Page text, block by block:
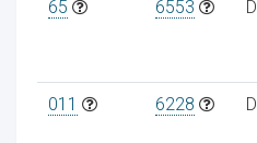
65 6553 D
011 6228 D